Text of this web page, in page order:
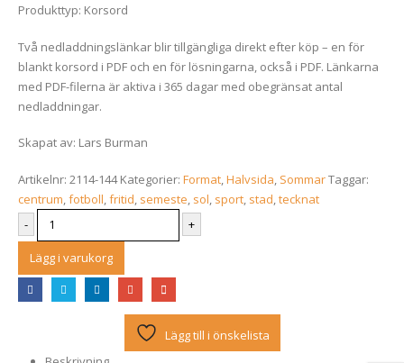
Produkttyp: Korsord
Två nedladdningslänkar blir tillgängliga direkt efter köp – en för
blankt korsord i PDF och en för lösningarna, också i PDF. Länkarna
med PDF-filerna är aktiva i 365 dagar med obegränsat antal
nedladdningar.
Skapat av: Lars Burman
Artikelnr: 2114-144 Kategorier: Format,Halvsida, SommarTaggar:
centrum,fotboll,fritid, semeste, sol, sport, stad,tecknat
-
+
Lägg i varukorg
Lägg till i önskelista
var:
329 kr.
är:
279 kr.